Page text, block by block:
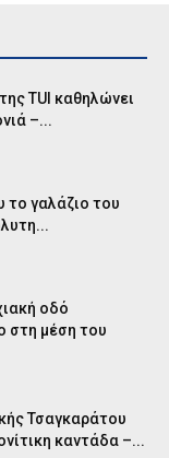
TUI καθηλώνει
–...
το γαλάζιο του
οδό
στη μέση του
Τσαγκαράτου
καντάδα –...